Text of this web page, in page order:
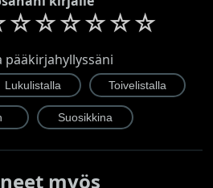
☆☆☆☆☆☆
pääkirjahyllyssäni
myös